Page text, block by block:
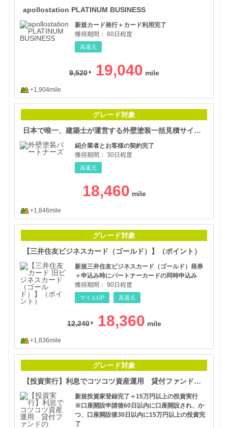
apollostation PLATINUM BUSINESS
新規カード発行＋カード利用完了
獲得期間： 60日程度
高還元
9,520 19,040
+1,904mile
グレード対象
日本で唯一、建築士が運営する外壁塗装一括見積サイト【外壁塗装パートナーズ】
紹介業者とお客様の契約完了
獲得期間： 30日程度
高還元
18,460
+1,846mile
グレード対象
【三井住友ビジネスカード（ゴールド）】（ポイント）
新規三井住友ビジネスカード（ゴールド）発券
＋申込み時にパートナーカードの同時申込み
獲得期間： 90日程度
マイルUP 高還元
12,240 18,360
+1,836mile
グレード対象
【投資実行】利息でコツコツ資産運用 貸付ファンドのFunds（ファンズ）
新規投資家登録完了＋15万円以上の投資実行
※口座開設申請後60日以内に口座開設され、か
つ、口座開設後30日以内に15万円以上の投資完
了